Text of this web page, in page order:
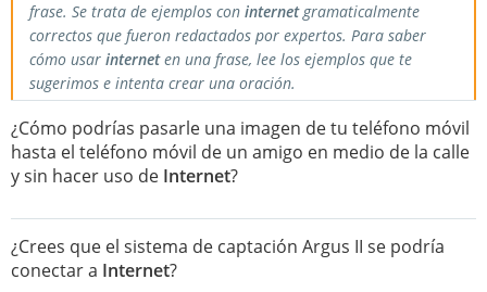
frase. Se trata de ejemplos con internetgramaticalmente
correctos que fueron redactados por expertos. Para saber
cómo usar interneten una frase, lee los ejemplos que te
sugerimos e intenta crear una oración.
¿Cómo podrías pasarle una imagen de tu teléfono móvil
hasta el teléfono móvil de un amigo en medio de la calle
y sin hacer uso de Internet?
¿Crees que el sistema de captación Argus II se podría
conectar a Internet?